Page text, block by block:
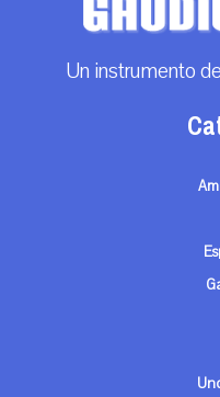
Un instrumento